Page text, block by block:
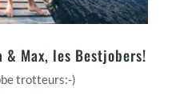
& Max, les Bestjobers!
trotteurs:-)